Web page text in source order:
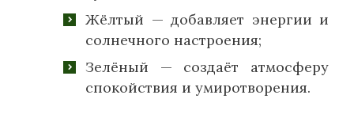
Жёлтый — добавляет энергии и
солнечного настроения;
Зелёный — создаёт атмосферу
спокойствия и умиротворения.